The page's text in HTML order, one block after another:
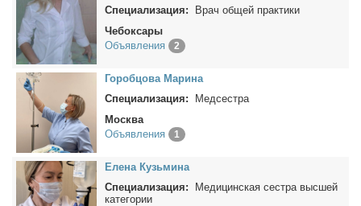
Специализация: Врач общей практики
Чебоксары
Объявления
2
Го­роб­цо­ва Ма­ри­на
Специализация: Медсестра
Москва
Объявления
1
Еле­на Кузь­ми­на
Специализация: Медицинская сестра высшей
категории